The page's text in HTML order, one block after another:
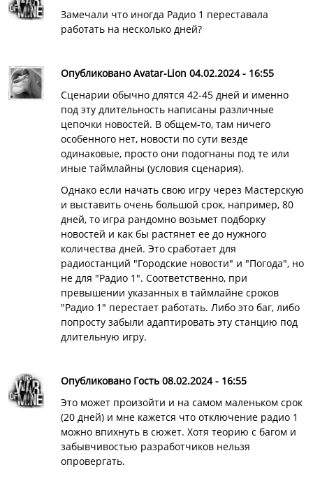
Замечали что иногда Радио 1 переставала
работать на несколько дней?
Опубликовано Avatar-Lion 04.02.2024 - 16:55
Сценарии обычно длятся 42-45 дней и именно
под эту длительность написаны различные
цепочки новостей. В общем-то, там ничего
особенного нет, новости по сути везде
одинаковые, просто они подогнаны под те или
иные таймлайны (условия сценария).
Однако если начать свою игру через Мастерскую
и выставить очень большой срок, например, 80
дней, то игра рандомно возьмет подборку
новостей и как бы растянет ее до нужного
количества дней. Это сработает для
радиостанций "Городские новости" и "Погода", но
не для "Радио 1". Соответственно, при
превышении указанных в таймлайне сроков
"Радио 1" перестает работать. Либо это баг, либо
попросту забыли адаптировать эту станцию под
длительную игру.
Опубликовано Гость 08.02.2024 - 16:55
Это может произойти и на самом маленьком срок
(20 дней) и мне кажется что отключение радио 1
можно впихнуть в сюжет. Хотя теорию с багом и
забывчивостью разработчиков нельзя
опровергать.